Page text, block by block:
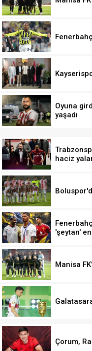
Oyuna
yaşadı
haciz
'şeytan'
Manisa
Çorum,